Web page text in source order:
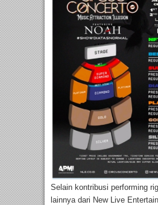
Selain kontribusi performing
lainnya dari New Live